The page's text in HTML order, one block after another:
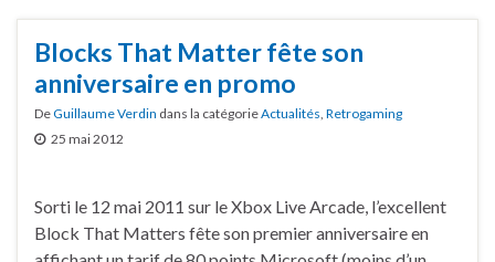
Blocks That Matter fête son
anniversaire en promo
DeGuillaume Verdin dans la catégorieActualités, Retrogaming
25 mai 2012
Sorti le 12 mai 2011 sur le Xbox Live Arcade, l’excellent
Block That Matters fête son premier anniversaire en